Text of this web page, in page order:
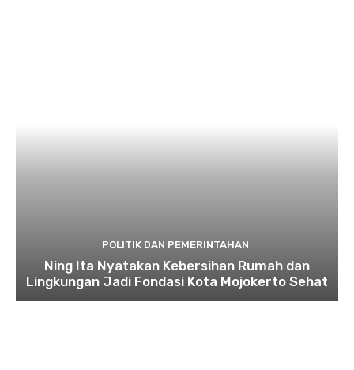
POLITIK DAN PEMERINTAHAN
Ning Ita Nyatakan Kebersihan Rumah dan
Lingkungan Jadi Fondasi Kota Mojokerto Sehat